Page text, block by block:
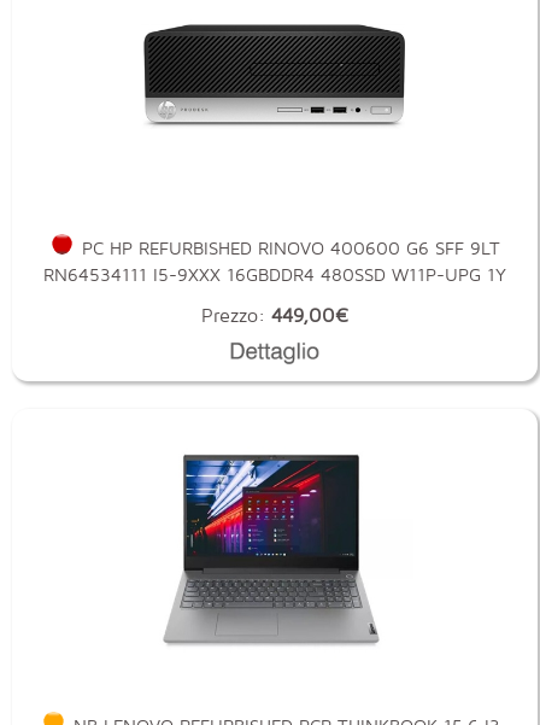
PC HP REFURBISHED RINOVO 400600 G6 SFF 9LT
RN64534111 I5-9XXX 16GBDDR4 480SSD W11P-UPG 1Y
Prezzo: 449,00€